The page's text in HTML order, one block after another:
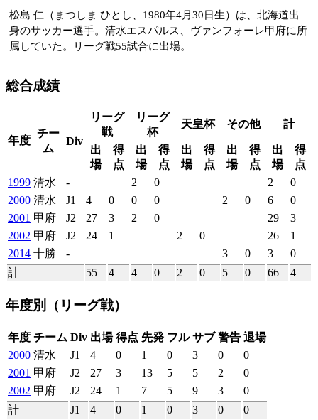
松島 仁（まつしま ひとし、1980年4月30日生）は、北海道出
身のサッカー選手。清水エスパルス、ヴァンフォーレ甲府に所
属していた。リーグ戦55試合に出場。
ヴァンフォーレ甲府
総合成績
年度
チー
ム
Div
リーグ
戦
リーグ
杯
天皇杯 その他 計
出
場
得
点
出
場
得
点
出
場
得
点
出
場
得
点
出
場
得
点
1999 清水 - 2 0 2
0
2000 清水 J1 4 0 0 0 2 0 6
0
2001 甲府 J2 27 3 2 0 29
3
2002 甲府 J2 24 1 2 0 26
1
2014 十勝 - 3 0 3
0
計
55 4 4 0 2 0 5 0 66 4
年度別 （リーグ戦）
年度 チーム Div 出場 得点 先発 フル サブ 警告 退場
2000 清水 J1 4 0 1 0 3 0
0
2001 甲府 J2 27 3 13 5 5 2
0
2002 甲府 J2 24 1 7 5 9 3
0
計
J1 4 0 1 0 3 0
0